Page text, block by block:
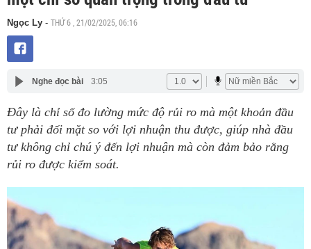
Ngọc Ly - THỨ 6 , 21/02/2025, 06:16
Nghe đọc bài 3:05
Đây là chỉ số đo lường mức độ rủi ro mà một khoản đầu
tư phải đối mặt so với lợi nhuận thu được, giúp nhà đầu
tư không chỉ chú ý đến lợi nhuận mà còn đảm bảo rằng
rủi ro được kiểm soát.